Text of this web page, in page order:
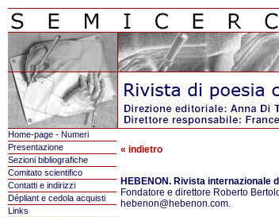
Home-page - Numeri
Presentazione
Sezioni bibliografiche
Comitato scientifico
Contatti e indirizzi
Dépliant e cedola acquisti
Links
« indietro
HEBENON. Rivista internazionale
Fondatore e direttore Roberto
hebenon@hebenon.com.